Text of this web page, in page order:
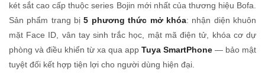
két sắt cao cấp thuộc series Bojin mới nhất của thương hiệu Bofa.
Sản phẩm trang bị5 phương thức mở khóa: nhận diện khuôn
mặt Face ID, vân tay sinh trắc học, mật mã điện tử, khóa cơ dự
phòng và điều khiển từ xa qua app Tuya SmartPhone — bảo mật
tuyệt đối kết hợp tiện lợi cho người dùng hiện đại.